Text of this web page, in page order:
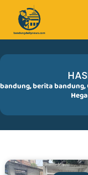
content
bandung,berita bandung,